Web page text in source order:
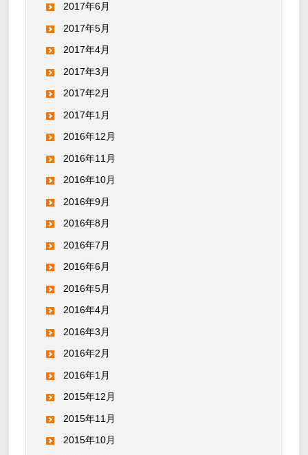
2017年6月
2017年5月
2017年4月
2017年3月
2017年2月
2017年1月
2016年12月
2016年11月
2016年10月
2016年9月
2016年8月
2016年7月
2016年6月
2016年5月
2016年4月
2016年3月
2016年2月
2016年1月
2015年12月
2015年11月
2015年10月